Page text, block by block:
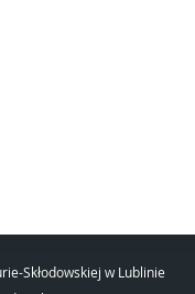
Skłodowskiej w Lublinie